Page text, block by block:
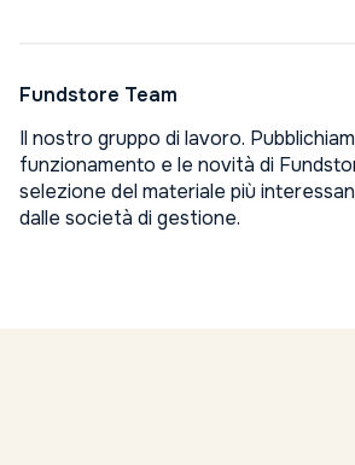
Fundstore Team
Il nostro gruppo di lavoro.
funzionamento e le novità di
selezione del materiale più
dalle società di gestione.